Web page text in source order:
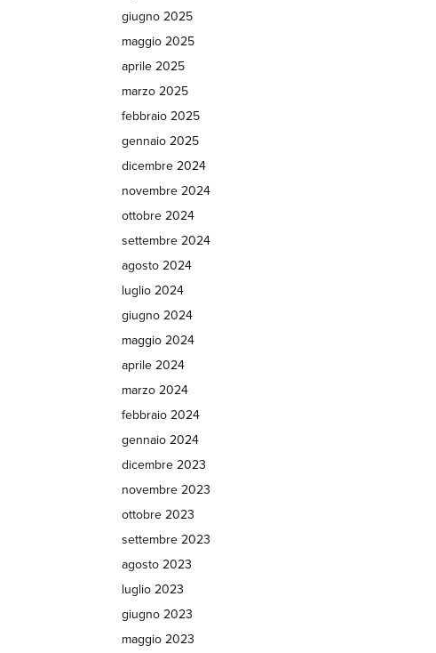
giugno 2025
maggio 2025
aprile 2025
marzo 2025
febbraio 2025
gennaio 2025
dicembre 2024
novembre 2024
ottobre 2024
settembre 2024
agosto 2024
luglio 2024
giugno 2024
maggio 2024
aprile 2024
marzo 2024
febbraio 2024
gennaio 2024
dicembre 2023
novembre 2023
ottobre 2023
settembre 2023
agosto 2023
luglio 2023
giugno 2023
maggio 2023